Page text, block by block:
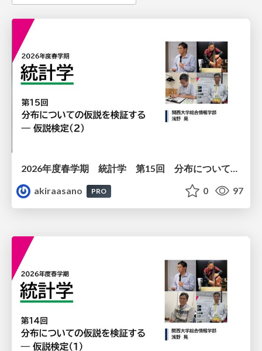
2026年度春学期 統計学 第15回 分布についての仮説を検証する ― 仮説検定（２） (2026. 7. 9)
akiraasano
PRO 0 97